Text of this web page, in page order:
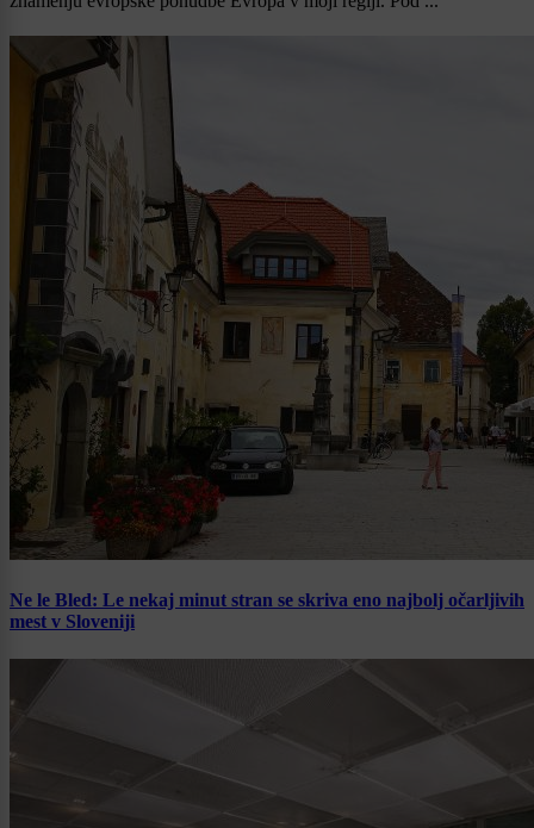
Ne le Bled: Le nekaj minut stran se skriva eno najbolj očarljivih
mest v Sloveniji